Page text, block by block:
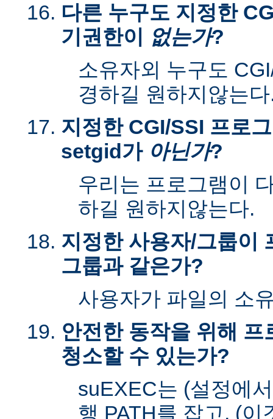
다른 누구도 지정한
기권한이
없는가?
소유자외 누구도
경하길 원하지않는
지정한 CGI/SSI 프로
setgid가 아닌가?
우리는 프로그램이
하길 원하지않는다.
지정한 사용자/그룹이
그룹과 같은가?
사용자가 파일의 소
안전한 동작을 위해
청소할 수 있는가?
suEXEC는 (설정에
행 PATH를 잡고, (